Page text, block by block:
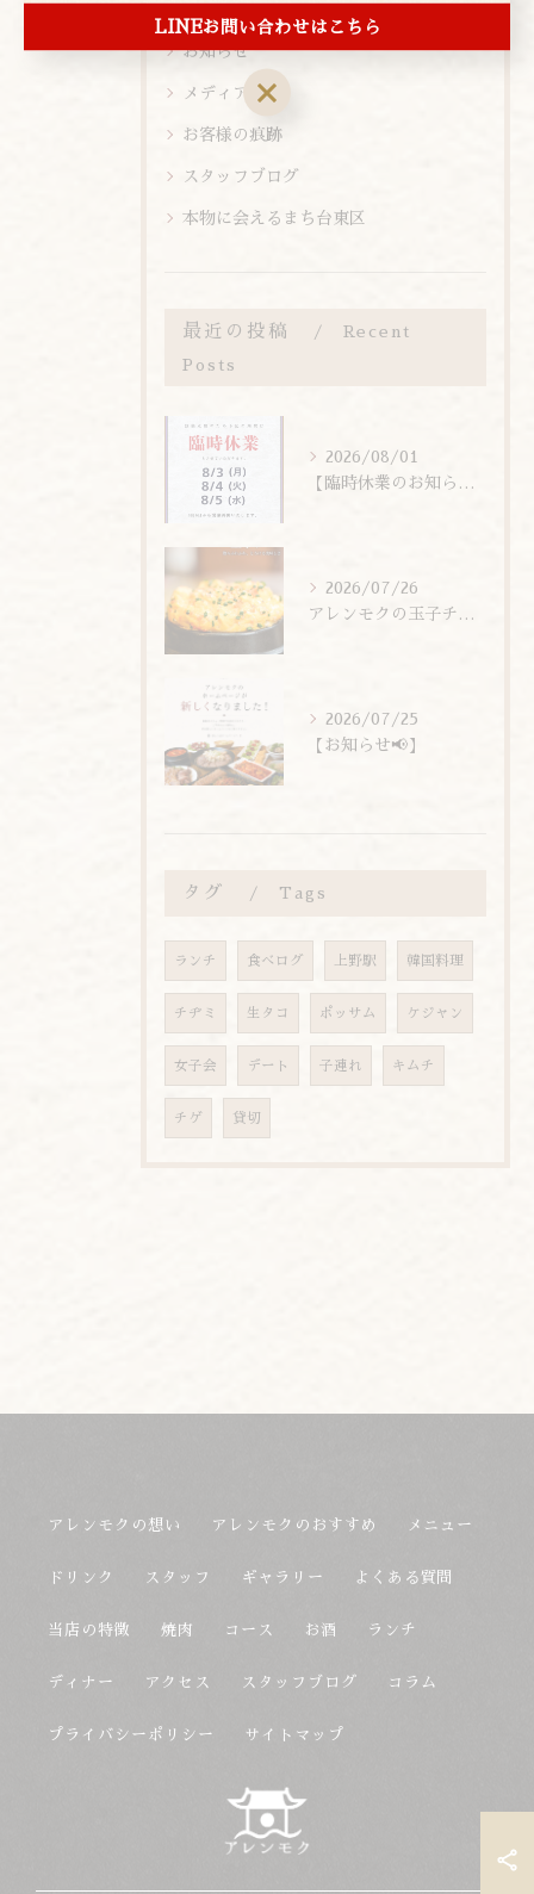
メニュー
お知らせ
メディア情報
お客様の痕跡
スタッフブログ
本物に会えるまち台東区
最近の投稿 Recent
Posts
2026/08/01
2026/07/26
2026/07/25
【お知らせ📢】
タグ Tags
ランチ 食べログ 上野駅 韓国料理
チヂミ 生タコ ポッサム ケジャン
女子会 デート 子連れ キムチ
チゲ 貸切
アレンモクの想い アレンモクのおすすめ メニュー
ドリンク スタッフ ギャラリー よくある質問
当店の特徴 焼肉 コース お酒 ランチ
ディナー アクセス スタッフブログ コラム
プライバシーポリシー サイトマップ
LINEお問い合わせはこちら